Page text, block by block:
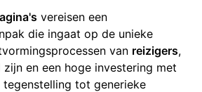
vereisen een
die ingaat op de unieke
van reizigers,
en een hoge investering met
tegenstelling tot generieke